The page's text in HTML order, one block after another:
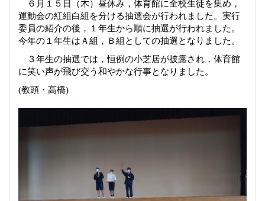
６月１５日（木）昼休み，体育館に全校生徒を集め，
運動会の紅組白組を分ける抽選会が行われました。実行
委員の紹介の後，１年生から順に抽選が行われました。
今年の１年生はＡ組，Ｂ組としての抽選となりました。
３年生の抽選では，恒例の小芝居が披露され，体育館
に笑い声が飛び交う和やかな行事となりました。
(教頭・高橋)